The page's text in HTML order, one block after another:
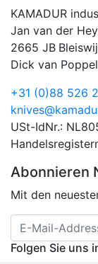
KAMADUR
Jan van der
2665 JB
Dick van
+31 (0)88 526
USt-IdNr.:
Abonnieren
Mit den
Folgen Sie uns